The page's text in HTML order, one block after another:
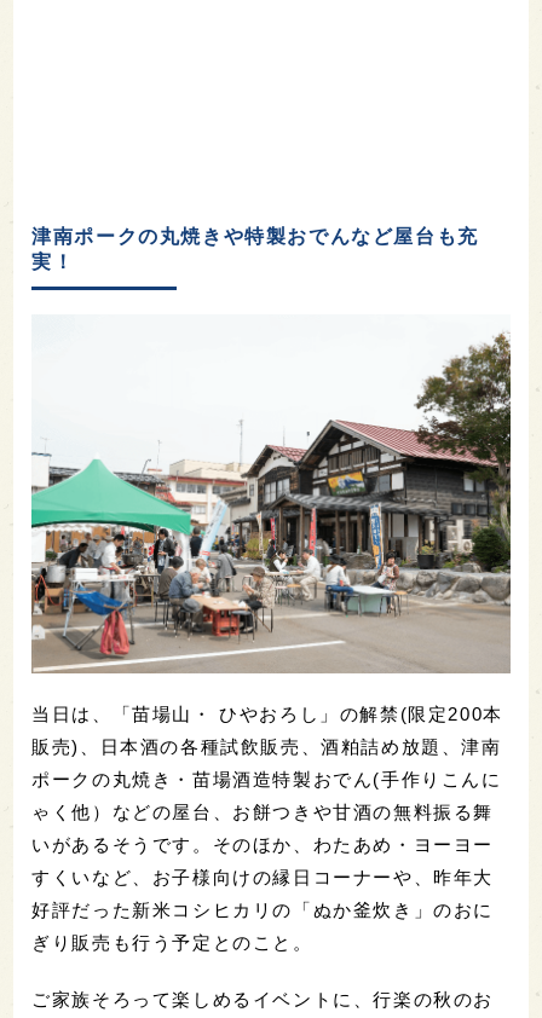
津南ポークの丸焼きや特製おでんなど屋台も充
実！
当日は、「苗場山・ ひやおろし」の解禁(限定200本
販売)、日本酒の各種試飲販売、酒粕詰め放題、津南
ポークの丸焼き・苗場酒造特製おでん(手作りこんに
ゃく他）などの屋台、お餅つきや甘酒の無料振る舞
いがあるそうです。そのほか、わたあめ・ヨーヨー
すくいなど、お子様向けの縁日コーナーや、昨年大
好評だった新米コシヒカリの「ぬか釜炊き」のおに
ぎり販売も行う予定とのこと。
ご家族そろって楽しめるイベントに、行楽の秋のお